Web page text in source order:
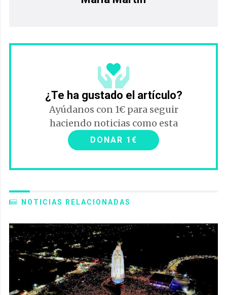
¿Te ha gustado el artículo?
Ayúdanos con 1€ para seguir
haciendo noticias como esta
DONAR 1€
NOTICIAS RELACIONADAS